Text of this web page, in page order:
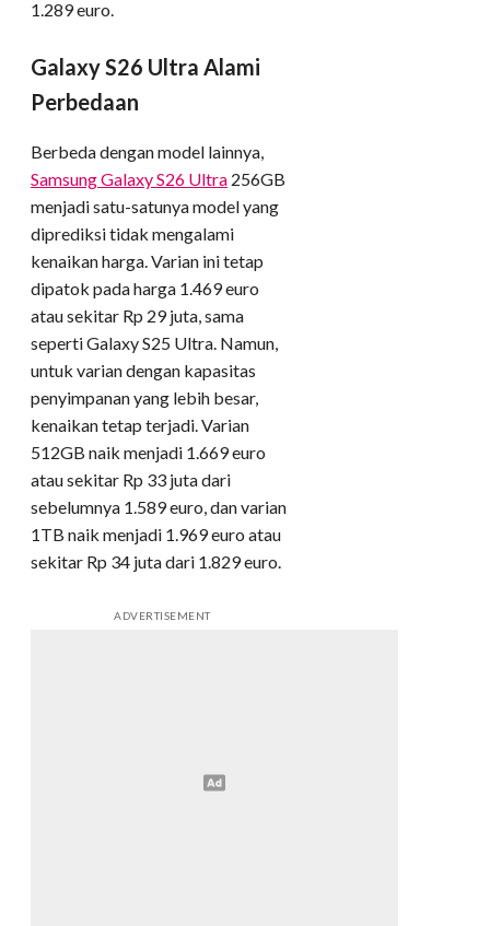
1.289 euro.
Galaxy S26 Ultra Alami
Perbedaan
Berbeda dengan model lainnya,
Samsung Galaxy S26 Ultra 256GB
menjadi satu-satunya model yang
diprediksi tidak mengalami
kenaikan harga. Varian ini tetap
dipatok pada harga 1.469 euro
atau sekitar Rp 29 juta, sama
seperti Galaxy S25 Ultra. Namun,
untuk varian dengan kapasitas
penyimpanan yang lebih besar,
kenaikan tetap terjadi. Varian
512GB naik menjadi 1.669 euro
atau sekitar Rp 33 juta dari
sebelumnya 1.589 euro, dan varian
1TB naik menjadi 1.969 euro atau
sekitar Rp 34 juta dari 1.829 euro.
ADVERTISEMENT